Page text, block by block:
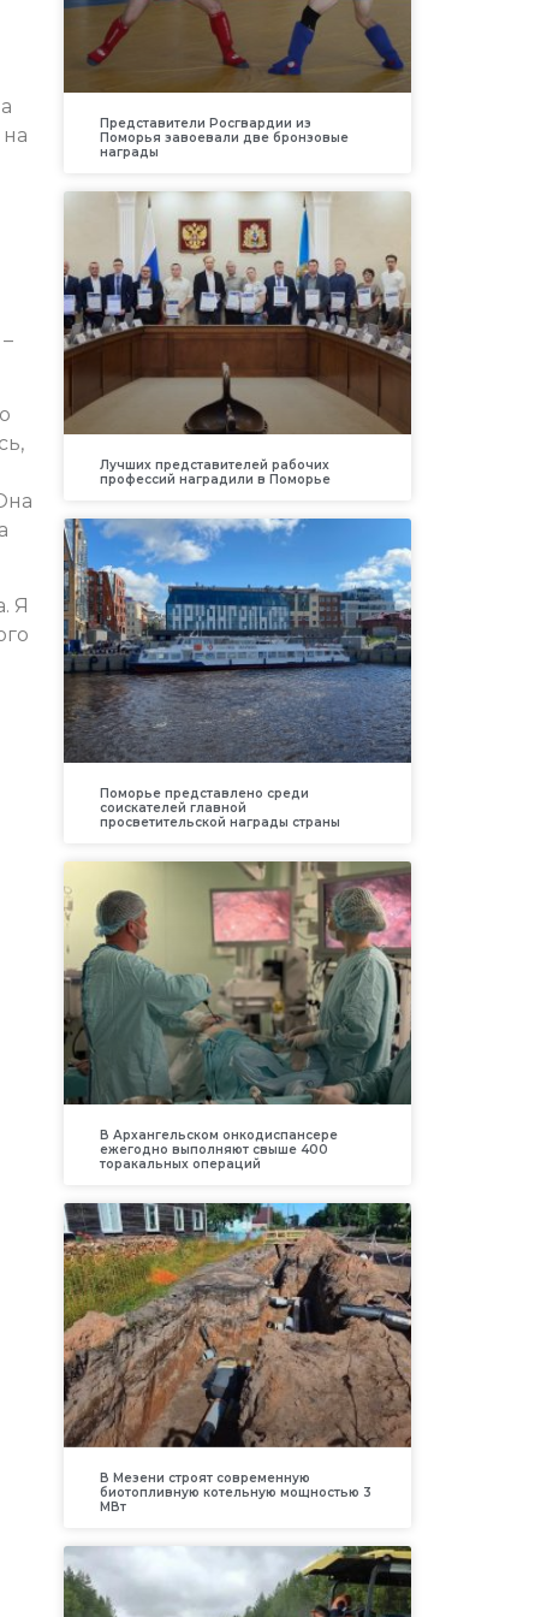
Я
Представители Росгвардии из
Поморья завоевали две бронзовые
награды
Лучших представителей рабочих
профессий наградили в Поморье
Поморье представлено среди
соискателей главной
просветительской награды страны
В Архангельском онкодиспансере
ежегодно выполняют свыше 400
торакальных операций
В Мезени строят современную
биотопливную котельную мощностью 3
МВт